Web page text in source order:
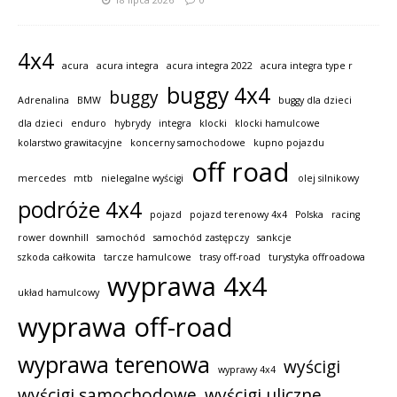
4x4 acura acura integra acura integra 2022 acura integra type r
Adrenalina BMW buggy buggy 4x4
buggy dla dzieci
dla dzieci
enduro hybrydy integra klocki
klocki hamulcowe
kolarstwo grawitacyjne
koncerny samochodowe kupno pojazdu
mercedes mtb nielegalne wyścigi off road olej silnikowy
podróże 4x4 pojazd pojazd terenowy 4x4 Polska
racing
rower downhill
samochód samochód zastępczy
sankcje
szkoda całkowita
tarcze hamulcowe trasy off-road turystyka offroadowa
układ hamulcowy
wyprawa 4x4
wyprawa off-road
wyprawa terenowa wyprawy 4x4
wyścigi